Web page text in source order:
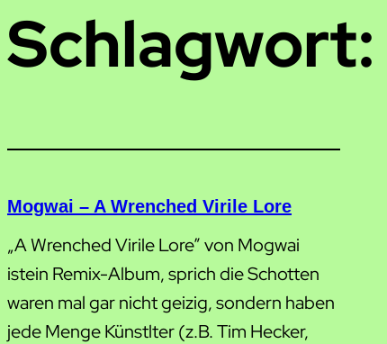
Schlagwort:
Mogwai – A Wrenched Virile Lore
„A Wrenched Virile Lore” von Mogwai
istein Remix-Album, sprich die Schotten
waren mal gar nicht geizig, sondern haben
jede Menge Künstlter (z.B. Tim Hecker,